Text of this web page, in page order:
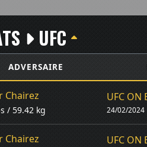
UFC
ADVERSAIRE
Chairez
/ 59.42 kg
UFC ON
24/02/2024
Chairez UFC ON